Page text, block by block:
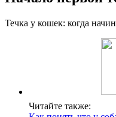
Течка у кошек: когда
Читайте также: